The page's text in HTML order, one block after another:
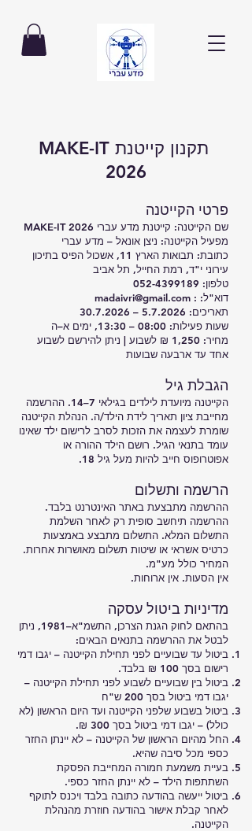
תקנון קייטנת MAKE-IT
2026
פרטי הקייטנה
שם הקייטנה: קייטנת מדע עברי MAKE-IT 2026
מפעיל הקייטנה: ניצן אונאל – מדע עברי
כתובת: תבואות הארץ 11, אשכול הפיס בתיכון
עירוני י"ד, רמת החייל, תל אביב
טלפון: 052-4399189
דוא"ל: : madaivri@gmail.com
תאריכים: 5.7.2026 –
30.7.2026
שעות פעילות: 08:00 – 13:30, ימים א–ה
מחיר: 1,250 ₪ לשבוע | ניתן להירשם לשבוע
אחד עד ארבעה שבועות
הגבלת גיל
הקייטנה מיועדת לילדים בגילאי 7–14. ההרשמה
מחייבת ציון תאריך לידת הילד/ה. הנהלת הקייטנה
שומרת לעצמה את הזכות לסרב לרישום ילד שאינו
עומד בתנאי הגיל. רושם הילד ההורה או
אפוטרופוס חייב להיות מעל גיל 18.
הרשמה ותשלום
ההרשמה מתבצעת באתר האינטרנט בלבד.
ההרשמה תיחשב סופית רק לאחר השלמת
התשלום המלא. התשלום מתבצע באמצעות
כרטיס אשראי או שיטות תשלום מאושרות אחרות.
המחיר כולל מע"מ.
אין הסעות. אין ארוחות.
מדיניות ביטול עסקה
בהתאם לחוק הגנת הצרכן, התשמ"א–1981, ניתן
לבטל את ההרשמה בתנאים הבאים:
ביטול עד שבועיים לפני תחילת הקייטנה – יגבו דמי
רישום בסך 100 ₪ בלבד.
ביטול בין שבועיים לשבוע לפני תחילת הקייטנה –
יגבו דמי ביטול בסך 200 ש"ח
ביטול בשבוע שלפני הקייטנה ועד היום הראשון (לא
כולל) – יגבו דמי ביטול בסך 300 ₪.
החל מהיום הראשון של הקייטנה – לא יינתן החזר
כספי מכל סיבה שהיא.
בעיית משמעת חמורה המחייבת הפסקת
השתתפות הילד – לא יינתן החזר כספי.
ביטול ייעשה בהודעה כתובה בלבד ויכנס לתוקף
לאחר קבלת אישור בהודעה חוזרת מהנהלת
הקייטנה.